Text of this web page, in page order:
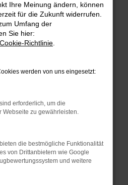
Error
aufgetreten.
die dir helfen können:
Firewall und deine
wie Werbeblocker,
bestimmter Seiten
Ihre Meinung ändern, können
für die Zukunft widerrufen.
Umfang der
Sie hier:
Cookie-Richtlinie
werden von uns eingesetzt:
erforderlich, um die
Webseite zu gewährleisten.
die bestmögliche Funktionalität
von Drittanbietern wie Google
und weitere